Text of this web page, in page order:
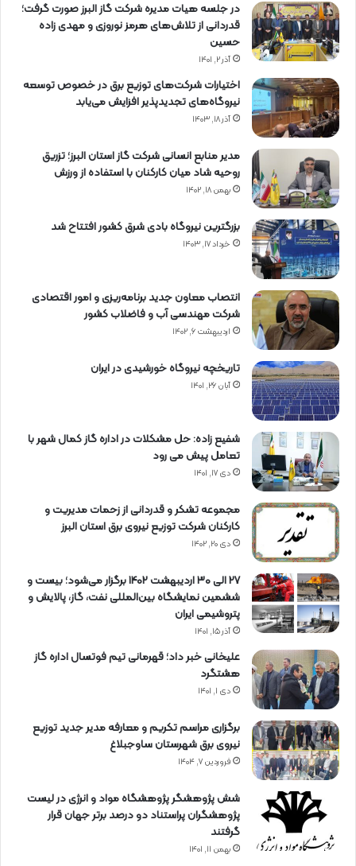
در جلسه هیات مدیره شرکت گاز البرز صورت گرفت؛
قدردانی از تلاش‌های هرمز نوروزی و مهدی زاده
حسین
آذر ۲, ۱۴۰۱
اختیارات شرکت‌های توزیع برق در خصوص توسعه
نیروگاه‌های تجدیدپذیر افزایش می‌یابد
آذر ۱۸, ۱۴۰۳
مدیر منابع انسانی شرکت گاز استان البرز؛ تزریق
روحیه شاد میان کارکنان با استفاده از ورزش
بهمن ۱۸, ۱۴۰۲
بزرگترین نیروگاه بادی شرق کشور افتتاح شد
خرداد ۱۷, ۱۴۰۳
انتصاب معاون جدید برنامه‌ریزی و امور اقتصادی
شرکت مهندسی آب و فاضلاب کشور
اردیبهشت ۶, ۱۴۰۲
تاریخچه نیروگاه خورشیدی در ایران
آبان ۲۶, ۱۴۰۱
شفیع زاده: حل مشکلات در اداره گاز کمال شهر با
تعامل پیش می رود
دی ۱۷, ۱۴۰۱
مجموعه تشکر و قدردانی از زحمات مدیریت و
کارکنان شرکت توزیع نیروی برق استان البرز
دی ۲۰, ۱۴۰۲
27 الی 30 اردیبهشت 1402 برگزار می‌شود؛ بیست و
ششمین نمایشگاه بین‌المللی نفت، گاز، پالایش و
پتروشیمی ایران
آذر ۱۵, ۱۴۰۱
علیخانی خبر داد؛ قهرمانی تیم فوتسال اداره گاز
هشتگرد
دی ۱, ۱۴۰۱
برگزاری مراسم تكریم و معارفه مدیر جدید توزیع
نیروی برق شهرستان ساوجبلاغ
فروردین ۷, ۱۴۰۴
شش پژوهشگر پژوهشگاه مواد و انرژی در لیست
پژوهشگران پراستناد دو درصد برتر جهان قرار
گرفتند
بهمن ۱۱, ۱۴۰۱